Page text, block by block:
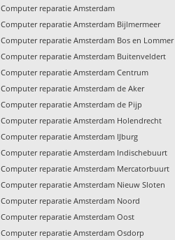
Computer reparatie Amsterdam
Computer reparatie Amsterdam Bijlmermeer
Computer reparatie Amsterdam Bos en Lommer
Computer reparatie Amsterdam Buitenveldert
Computer reparatie Amsterdam Centrum
Computer reparatie Amsterdam de Aker
Computer reparatie Amsterdam de Pijp
Computer reparatie Amsterdam Holendrecht
Computer reparatie Amsterdam IJburg
Computer reparatie Amsterdam Indischebuurt
Computer reparatie Amsterdam Mercatorbuurt
Computer reparatie Amsterdam Nieuw Sloten
Computer reparatie Amsterdam Noord
Computer reparatie Amsterdam Oost
Computer reparatie Amsterdam Osdorp